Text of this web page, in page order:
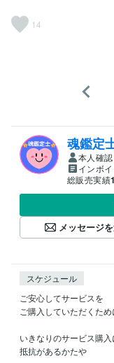
14
魂鑑定
本人確認
インボ
総販売実績
メッセージ
スケジュール
ご安心してサービスを
ご購入していただくた
いきなりのサービス購入
抵抗があるかたや